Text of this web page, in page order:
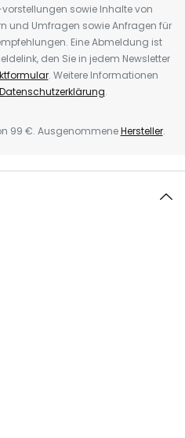
sowie Inhalte von
und Umfragen sowie Anfragen für
Eine Abmeldung ist
den Sie in jedem Newsletter
. Weitere Informationen
Datenschutzerklärung.
99 €. AusgenommeneHersteller.